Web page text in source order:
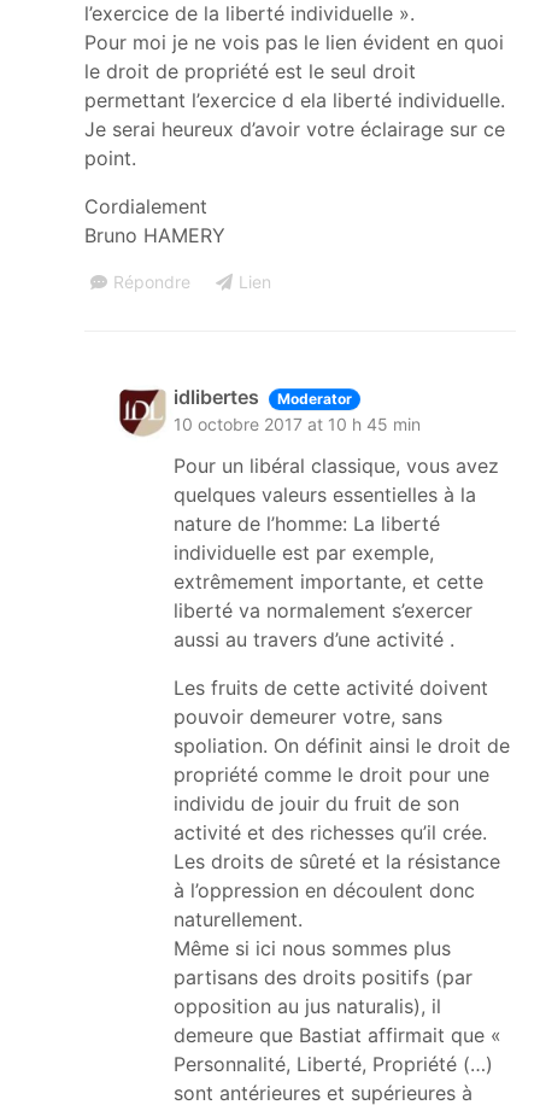
l’exercice de la liberté individuelle ».
Pour moi je ne vois pas le lien évident en quoi
le droit de propriété est le seul droit
permettant l’exercice d ela liberté individuelle.
Je serai heureux d’avoir votre éclairage sur ce
point.
Cordialement
Bruno HAMERY
Répondre Lien
idlibertes Moderator
10 octobre 2017 at 10 h 45 min
Pour un libéral classique, vous avez
quelques valeurs essentielles à la
nature de l’homme: La liberté
individuelle est par exemple,
extrêmement importante, et cette
liberté va normalement s’exercer
aussi au travers d’une activité .
Les fruits de cette activité doivent
pouvoir demeurer votre, sans
spoliation. On définit ainsi le droit de
propriété comme le droit pour une
individu de jouir du fruit de son
activité et des richesses qu’il crée.
Les droits de sûreté et la résistance
à l’oppression en découlent donc
naturellement.
Même si ici nous sommes plus
partisans des droits positifs (par
opposition au jus naturalis), il
demeure que Bastiat affirmait que «
Personnalité, Liberté, Propriété (…)
sont antérieures et supérieures à